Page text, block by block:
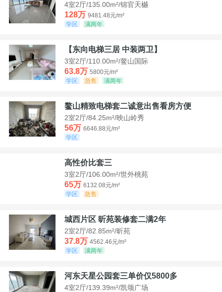
4室2厅/135.00m²/锦官天樾
128万 9481.48元/m²
学区
满两年
【东向电梯三居 中装两卫】
3室2厅/110.00m²/鳌山国际
63.8万 5800元/m²
学区
急售 满两年
鳌山精致电梯套二诚意出售看房方便
2室2厅/84.25m²/映山岭秀
56万 6646.88元/m²
学区
高性价比套三
3室2厅/106.00m²/世外桃苑
65万 6132.08元/m²
学区
急售
城西片区 昕苑装修套二满2年
2室2厅/82.85m²/昕苑
37.8万 4562.46元/m²
学区
满两年
河东天星公园套三单价仅5800多
4室2厅/139.39m²/凯颂广场